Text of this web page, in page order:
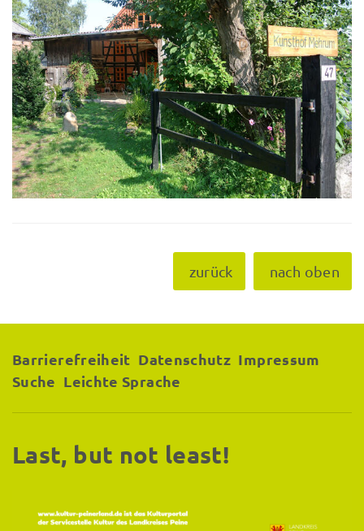
zurück nach oben
Barrierefreiheit Datenschutz Impressum
Suche Leichte Sprache
Last, but not least!